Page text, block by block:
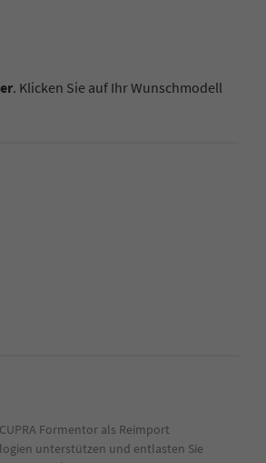
. Klicken Sie auf Ihr Wunschmodell
Formentor als Reimport
unterstützen und entlasten Sie